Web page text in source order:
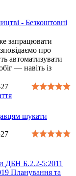
- Безкоштовні
запрацювати
про
автоматизувати
— навіть із
шукати
ДБН Б.2.2-5:2011
Планування та